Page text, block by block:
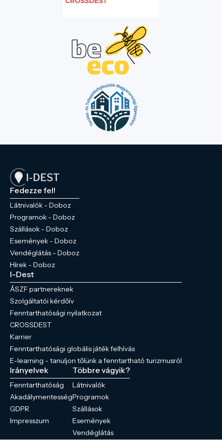
melynek klímáját a Holt- Fekete-Körös
teszi sajátossá. A parkba 4 híd vezet, így
beláthatóbbá tenni a település
központjában található természeti csodát.
található, egykori magyar királyok emléke
előtt tisztelegve. A parkot körbejárva és
fantáziának megmozgatva eltudjuk
képzelni az egykori Wenckheim uradalom
kripta szinte egymástól „kéznyújtásnyira”
vannak. Ha Dobozon jár ezt a programot
ne hagyja ki!
Fedezze fel!
Látnivalók - Doboz
Programok - Doboz
Szállások - Doboz
Események - Doboz
Vendéglátás - Doboz
Hírek - Doboz
I-Dest
ÁSZF partnereknek
Szolgáltatói kérdőív
Fenntarthatósági nyilatkozat
CROSSDEST
Karrier
Fenntarthatósági globális játék felhívás
E-learning - tanuljon tőlünk a fenntartható turizmusról
Irányelvek
Fenntarthatóság
Akadálymentesség
GDPR
Impresszum
Többre vágyik?
Látnivalók
Programok
Szállások
Események
Vendéglátás